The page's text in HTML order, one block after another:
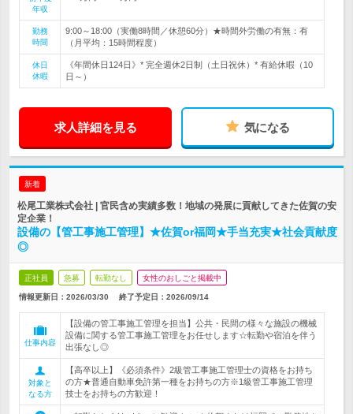
年収
勤務
時間
9:00～18:00（実働8時間／休憩60分）★時間外労働の有無：有
（月平均：15時間程度）
休日
休暇
《年間休日124日》* 完全週休2日制（土日祝休）* 有給休暇（10
日～）
求人詳細を見る 気になる
新着
松尾工業株式会社 | 官民含め実績多数！地域の発展に貢献してきた佐賀の安
定企業！
設備の【管工事施工管理】★佐賀or福岡★手当充実★社会貢献度
◎
正社員 急募 転勤なし 女性のおしごと掲載中
情報更新日：2026/03/30 終了予定日： 2026/09/14
仕事内容
【設備の管工事施工管理を担当】公共・民間の様々な施設の機械
設備に関する管工事施工管理をお任せします☆転勤や宿泊を伴う
出張なし◎
対象と
なる方
【高卒以上】《必須条件》2級管工事施工管理士の資格をお持ち
の方★普通自動車免許第一種をお持ちの方※1級管工事施工管理
技士をお持ちの方歓迎！